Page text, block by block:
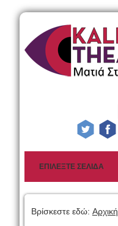
Βρίσκεστε εδώ: Αρχική